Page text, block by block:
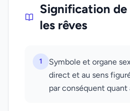
Signification de
les rêves
1
Symbole et organe
direct et au sens
par conséquent